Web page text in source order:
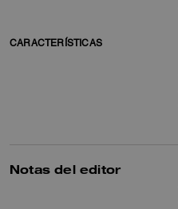
CARACTERÍSTICAS
Notas del editor